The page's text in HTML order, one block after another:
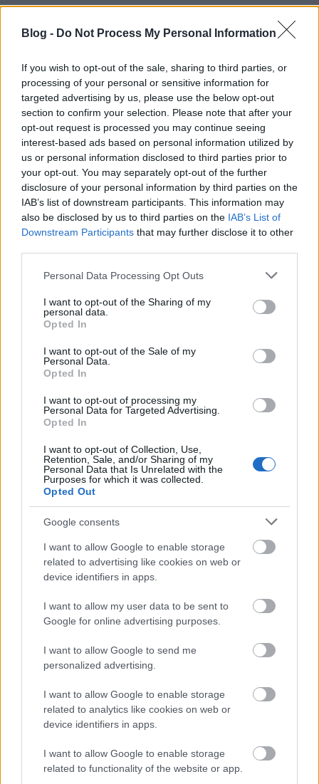
Blog - Do Not Process My Personal Information
If you wish to opt-out of the sale, sharing to third parties, or
processing of your personal or sensitive information for
targeted advertising by us, please use the below opt-out
section to confirm your selection. Please note that after your
opt-out request is processed you may continue seeing
interest-based ads based on personal information utilized by
us or personal information disclosed to third parties prior to
your opt-out. You may separately opt-out of the further
disclosure of your personal information by third parties on the
IAB’s list of downstream participants. This information may
also be disclosed by us to third parties on the IAB’s List of
Downstream Participants that may further disclose it to other
Please note that this website/app uses one or more Google
not limited to your visit or usage behaviour. You may click to
grant or deny consent to Google and its third-party tags to
use your data for below specified purposes in below Google
consent section.
Personal Data Processing Opt Outs
I want to opt-out of the Sharing of my
personal data.
Opted In
I want to opt-out of the Sale of my
Personal Data.
Opted In
I want to opt-out of processing my
Personal Data for Targeted Advertising.
Opted In
I want to opt-out of Collection, Use,
Retention, Sale, and/or Sharing of my
Personal Data that Is Unrelated with the
Purposes for which it was collected.
Opted Out
Google consents
I want to allow Google to enable storage
related to advertising like cookies on web or
device identifiers in apps.
I want to allow my user data to be sent to
Google for online advertising purposes.
I want to allow Google to send me
personalized advertising.
I want to allow Google to enable storage
related to analytics like cookies on web or
device identifiers in apps.
I want to allow Google to enable storage
related to functionality of the website or app.
Címkék:egészségügy vizitdíj társadalombiztosítás kórházak
Ajánlott bejegyzések:
Súlyos leépítések a Microsoftnál
Kirúgták az Uber ötletlopással vádolt
mérnökét
A "white thrash" diadala – Donald Trump
lett az Amerikai Egyesült Államok 45.
elnöke
Mi a közös az ENSZ-ben, Wonder
Womanben és a vállalatokban?
Szólj hozzá!